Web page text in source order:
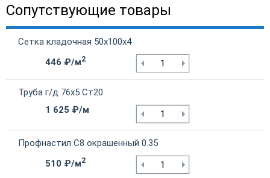
Сопутствующие товары
Сетка кладочная 50х100х4
446 ₽/м2
Труба г/д 76х5 Ст20
1 625 ₽/м
Профнастил С8 окрашенный 0.35
510 ₽/м2